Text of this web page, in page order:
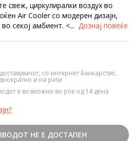
свеж, циркулиралки воздух во
Air Cooler со модерен дизајн,
секој амбиент. <... Дознај повеќе
со интернет банкарство,
и на рати
е возможно во рок од 14 дена
НЕ Е ДОСТАПЕН